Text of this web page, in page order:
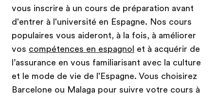
vous inscrire à un cours de préparation avant
d'entrer à l'université en Espagne. Nos cours
populaires vous aideront, à la fois, à améliorer
vos compétences en espagnol et à acquérir de
l’assurance en vous familiarisant avec la culture
et le mode de vie de l'Espagne. Vous choisirez
Barcelone ou Malaga pour suivre votre cours à